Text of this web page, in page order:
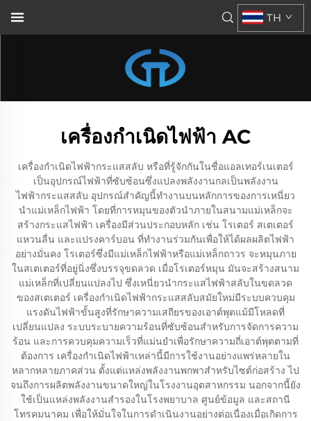
TH
เครื่องกำเนิดไฟฟ้า AC
เครื่องกำเนิดไฟฟ้ากระแสสลับ หรือที่รู้จักกันในชื่อแอลเทอร์เนเตอร์
เป็นอุปกรณ์ไฟฟ้าที่ซับซ้อนซึ่งแปลงพลังงานกลเป็นพลังงาน
ไฟฟ้ากระแสสลับ อุปกรณ์สำคัญนี้ทำงานบนหลักการของการเหนี่ยว
นำแม่เหล็กไฟฟ้า โดยที่การหมุนของตัวนำภายในสนามแม่เหล็กจะ
สร้างกระแสไฟฟ้า เครื่องมีส่วนประกอบหลัก เช่น โรเตอร์ สเตเตอร์
แหวนลื่น และแปรงคาร์บอน ที่ทำงานร่วมกันเพื่อให้ได้ผลผลิตไฟฟ้า
อย่างมั่นคง โรเตอร์ซึ่งมีแม่เหล็กไฟฟ้าหรือแม่เหล็กถาวร จะหมุนภาย
ในสเตเตอร์ที่อยู่นิ่งซึ่งบรรจุขดลวด เมื่อโรเตอร์หมุน มันจะสร้างสนาม
แม่เหล็กที่เปลี่ยนแปลงไป ซึ่งเหนี่ยวนำกระแสไฟฟ้าสลับในขดลวด
ของสเตเตอร์ เครื่องกำเนิดไฟฟ้ากระแสสลับสมัยใหม่มีระบบควบคุม
แรงดันไฟฟ้าขั้นสูงที่รักษาความเสถียรของเอาต์พุตแม้มีโหลดที่
เปลี่ยนแปลง ระบบระบายความร้อนที่ซับซ้อนสำหรับการจัดการความ
ร้อน และการควบคุมความเร็วที่แม่นยำเพื่อรักษาความถี่เอาต์พุตตามที่
ต้องการ เครื่องกำเนิดไฟฟ้าเหล่านี้มีการใช้งานอย่างแพร่หลายใน
หลากหลายภาคส่วน ตั้งแต่แหล่งพลังงานพกพาสำหรับไซต์ก่อสร้าง ไป
จนถึงการผลิตพลังงานขนาดใหญ่ในโรงงานอุตสาหกรรม นอกจากนี้ยัง
ใช้เป็นแหล่งพลังงานสำรองในโรงพยาบาล ศูนย์ข้อมูล และสถานี
โทรคมนาคม เพื่อให้มั่นใจในการดำเนินงานอย่างต่อเนื่องเมื่อเกิดการ